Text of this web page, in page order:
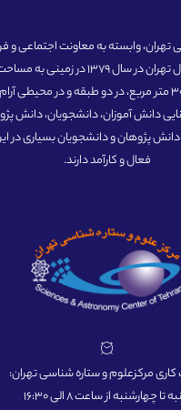
تهران، وابسته به معاونت اجتماعی
ساختمانی با زیر بنای 3000 متر مربع، در دو طبقه و در
دانش آموزان، دانشجویان، دانش
و دانش پژوهان و دانشجویان بسیاری
فعال و کارآمد دارند.
مرکزعلوم و ستاره شناسی تهران:
تا چهارشنبه از ساعت 8 الی 16:30